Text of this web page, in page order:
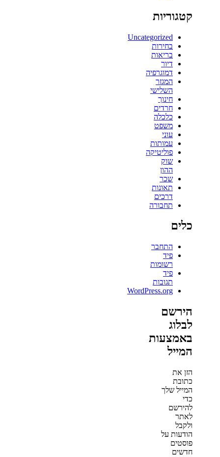
קטגוריות
Uncategorized
בחירות
בריאות
דיור
דמוגרפיה
המגזר
השלישי
חינוך
חרדים
כלכלה
משפט
עוני
עמותות
פוליטיקה
שוק
ההון
שכר
תאונות
דרכים
תחבורה
כלים
התחבר
פיד
רשומות
פיד
תגובות
WordPress.org
הירשם
לבלוג
באמצעות
המייל
הזן את
כתובת
המייל שלך
כדי
להירשם
לאתר
ולקבל
הודעות על
פוסטים
חדשים